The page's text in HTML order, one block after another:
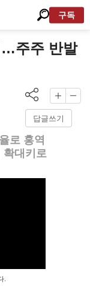
구독
…주주 반발
답글쓰기
로 홍역
대키로
.